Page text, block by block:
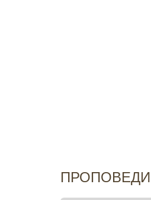
ПРОПОВЕДИ